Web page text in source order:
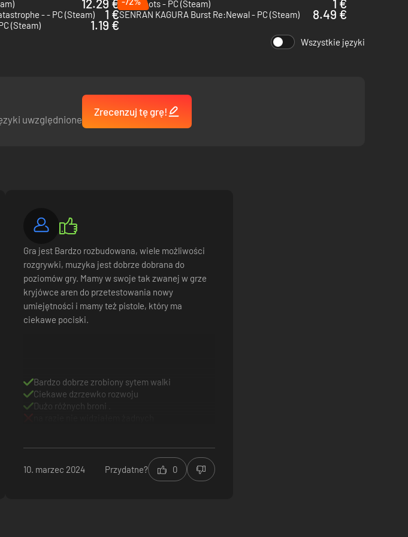
wszystkim w rankingu, kto naprawdę rządzi ulicami. Zrealizuj własną wizję akcji dzięki
12.29 € Bloodroots - PC (Steam)
1 €
- - PC (Steam)
1 €SENRAN KAGURA Burst Re:Newal - PC (Steam)
8.49 €
(Steam)
1.19 €
Wszystkie języki
uwzględnione
Zrecenzuj tę grę!
Gra jest Bardzo rozbudowana, wiele możliwości
rozgrywki, muzyka jest dobrze dobrana do
poziomów gry. Mamy w swoje tak zwanej w grze
kryjówce aren do przetestowania nowy
umiejętności i mamy też pistole, który ma
ciekawe pociski.
Bardzo dobrze zrobiony sytem walki
Ciekawe dzrzewko rozwoju
Dużo różnych broni .
10. marzec 2024 Przydatne? 0